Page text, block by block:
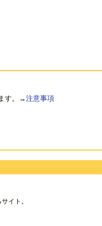
す。→注意事項
イト。